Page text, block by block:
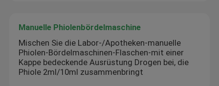
Manuelle Phiolenbördelmaschine
Mischen Sie die Labor-/Apotheken-manuelle
Phiolen-Bördelmaschinen-Flaschen-mit einer
Kappe bedeckende Ausrüstung Drogen bei, die
Phiole 2ml/10ml zusammenbringt